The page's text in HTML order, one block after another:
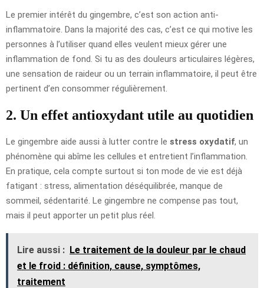
Le premier intérêt du gingembre, c’est son action anti-
inflammatoire. Dans la majorité des cas, c’est ce qui motive les
personnes à l’utiliser quand elles veulent mieux gérer une
inflammation de fond. Si tu as des douleurs articulaires légères,
une sensation de raideur ou un terrain inflammatoire, il peut être
pertinent d’en consommer régulièrement.
2. Un effet antioxydant utile au quotidien
Le gingembre aide aussi à lutter contre le stress oxydatif, un
phénomène qui abîme les cellules et entretient l’inflammation.
En pratique, cela compte surtout si ton mode de vie est déjà
fatigant : stress, alimentation déséquilibrée, manque de
sommeil, sédentarité. Le gingembre ne compense pas tout,
mais il peut apporter un petit plus réel.
Lire aussi : Le traitement de la douleur par le chaud
et le froid : définition, cause, symptômes,
traitement